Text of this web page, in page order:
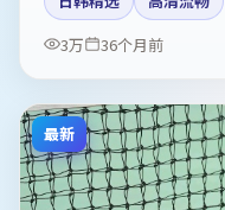
映日期以片方资料为准。
3万
36个月前
最新